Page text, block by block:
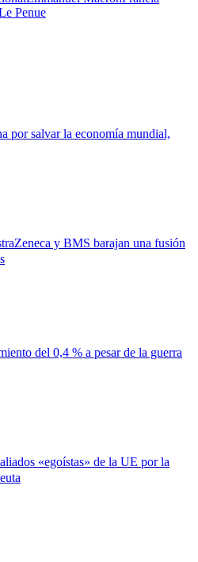
Penue
por salvar la economía mundial,
y BMS barajan una fusión
del 0,4 % a pesar de la guerra
«egoístas» de la UE por la